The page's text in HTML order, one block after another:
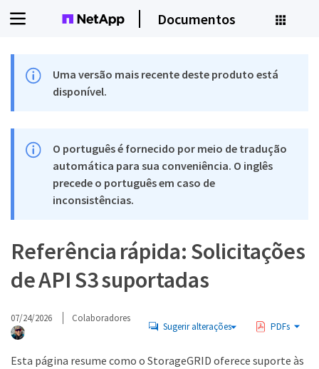
Documentos
Uma versão mais recente deste produto está
disponível.
O português é fornecido por meio de tradução
automática para sua conveniência. O inglês
precede o português em caso de
inconsistências.
Referência rápida: Solicitações
de API S3 suportadas
07/24/2026 Colaboradores
Sugerir alterações PDFs
Esta página resume como o StorageGRID oferece suporte às